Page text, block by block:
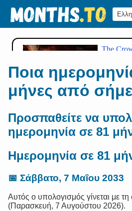
Ποια
μήνες από
Προσπαθείτε να
ημερομηνία σε 81
Ημερομηνία σε 81
📅 Σάββατο, 7 Μαΐου 2033
Αυτός ο υπολογισμός γίνεται με
(Παρασκευή, 7 Αυγούστου 2026).